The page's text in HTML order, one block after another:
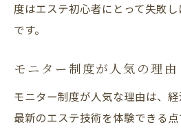
度はエステ初心者にとって失敗
です。
モニター制度が人気の理
モニター制度が人気な理由は、経
最新のエステ技術を体験できる